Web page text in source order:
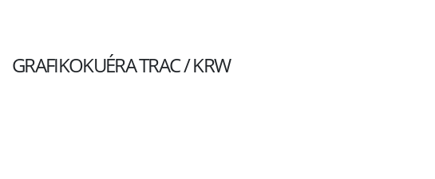
GRAFIKOKUÉRATRAC / KRW